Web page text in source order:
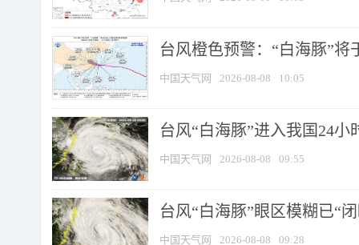
台风橙色预警：“白海豚”将
中国天气网 2026-08-08 10:05
台风“白海豚”进入我国24
中国天气网 2026-08-08 09:55
台风“白海豚”眼区模糊已“
中国天气网 2026-08-08 09:28